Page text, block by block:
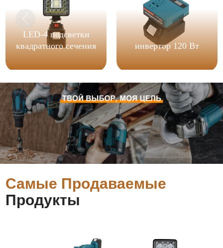
LED-4 подсветки
квадратного сечения
инвертор 120 Вт
Самые Продаваемые
Продукты